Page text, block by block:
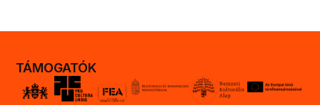
TÁMOGATÓK